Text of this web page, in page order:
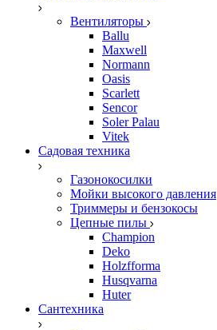
Вентиляторы
Ballu
Maxwell
Normann
Oasis
Scarlett
Sencor
Soler Palau
Vitek
Садовая техника
Газонокосилки
Мойки высокого давления
Триммеры и бензокосы
Цепные пилы
Champion
Deko
Holzfforma
Husqvarna
Huter
Сантехника